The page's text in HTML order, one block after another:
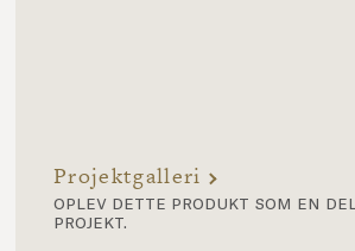
Projektgalleri
oplev dette produkt som en
projekt.